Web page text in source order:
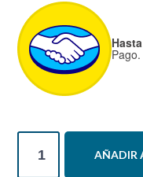
Pago.
Presencial
AÑADIR